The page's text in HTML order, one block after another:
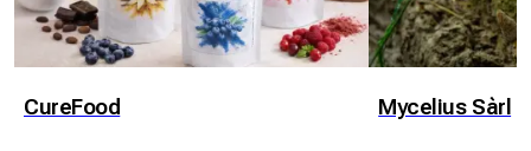
CureFood Mycelius Sàrl